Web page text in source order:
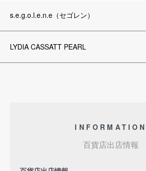
s.e.g.o.l.e.n.e（セゴレン）
LYDIA CASSATT PEARL
INFORMATION
百貨店出店情報